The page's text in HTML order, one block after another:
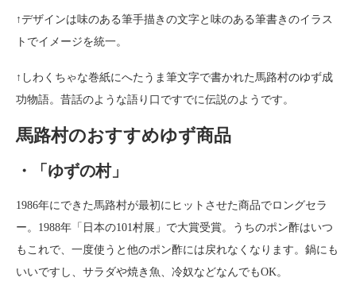
↑デザインは味のある筆手描きの文字と味のある筆書きのイラス
トでイメージを統一。
↑しわくちゃな巻紙にへたうま筆文字で書かれた馬路村のゆず成
功物語。昔話のような語り口ですでに伝説のようです。
馬路村のおすすめゆず商品
・「ゆずの村」
1986年にできた馬路村が最初にヒットさせた商品でロングセラ
ー。1988年「日本の101村展」で大賞受賞。うちのポン酢はいつ
もこれで、一度使うと他のポン酢には戻れなくなります。鍋にも
いいですし、サラダや焼き魚、冷奴などなんでもOK。